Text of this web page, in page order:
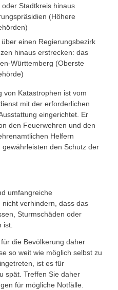
Stadtkreis hinaus
(Höhere
einen Regierungsbezirk
hinaus erstrecken: das
Württemberg (Oberste
von Katastrophen ist vom
mit der erforderlichen
eingerichtet. Er
den Feuerwehren und den
Helfern
den Schutz der
umfangreiche
verhindern, dass das
Sturmschäden oder
ist.
die Bevölkerung daher
so weit wie möglich selbst zu
ist es für
spät. Treffen Sie daher
für mögliche Notfälle.